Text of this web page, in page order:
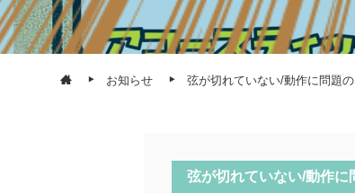
お知らせ 弦が切れていない/動作に問題
弦が切れていない/動作